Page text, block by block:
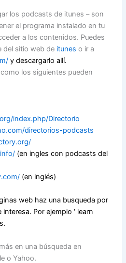
los podcasts de itunes – son
el programa instalado en tu
a los contenidos. Puedes
del sitio web de ituneso ir a
y descargarlo allí.
los siguientes pueden
index.php/Directorio
directorios-podcasts
(en ingles con podcasts del
(en inglés)
web haz una busqueda por
Por ejemplo ‘ learn
en una búsqueda en
o Yahoo.